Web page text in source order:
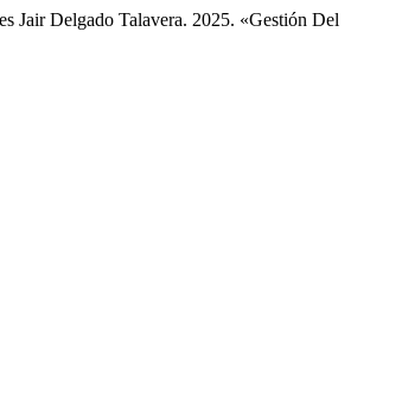
Jair Delgado Talavera. 2025. «Gestión Del